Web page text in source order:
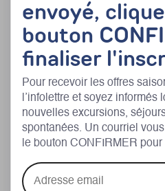
envoyé,
bouton
finaliser
Pour recevoir les offres
l’infolettre et soyez informés
nouvelles excursions,
spontanées. Un courriel
le bouton CONFIRMER
Adresse
email
Lundi 6 juillet
Mercredi 15 juillet
Vendredi 17 juillet
Lundi 20 juillet
Mercredi 22 juillet
Mercredi 5 août
Samedi 15 août